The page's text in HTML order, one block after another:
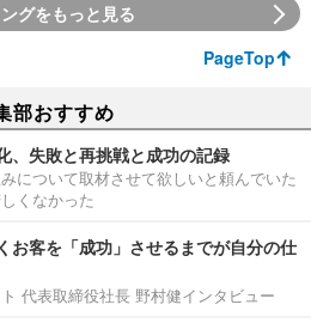
グをもっと見る
PageTop
部おすすめ
、失敗と再挑戦と成功の記録
について取材させて欲しいと頼んでいた
くなかった
お客を「成功」させるまでが自分の仕
代表取締役社長 野村健インタビュー